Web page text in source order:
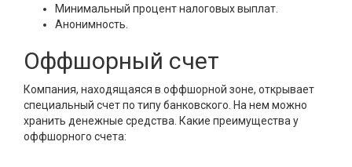
Минимальный процент налоговых выплат.
Анонимность.
Оффшорный счет
Компания, находящаяся в оффшорной зоне, открывает
специальный счет по типу банковского. На нем можно
хранить денежные средства. Какие преимущества у
оффшорного счета: